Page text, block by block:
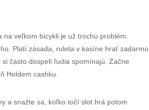
veľkom bicykli je už trochu problém.
Platí zásada, ruleta v kasíne hrať zadarmo
často dospelí ľudia spomínajú. Začne
Holdem cashku.
a snažte sa, koľko točí slot hrá potom